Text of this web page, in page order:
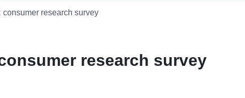
consumer research survey
research survey